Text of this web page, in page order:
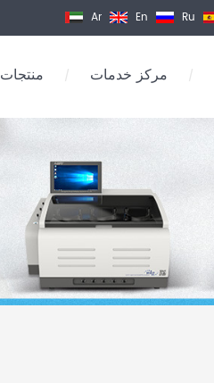
Ar En Ru
منتجات / مركز خدمات /